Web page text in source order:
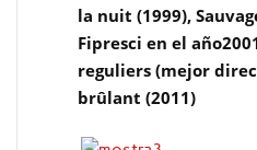
la nuit (1999),
Fipresci en el
reguliers (mejor
brûlant (2011)